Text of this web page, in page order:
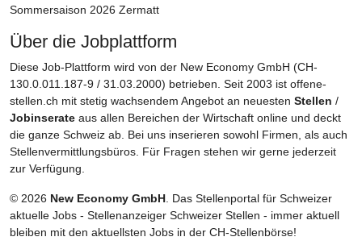
Sommersaison 2026 Zermatt
Über die Jobplattform
Diese Job-Plattform wird von der New Economy GmbH (CH-
130.0.011.187-9 / 31.03.2000) betrieben. Seit 2003 ist offene-
stellen.ch mit stetig wachsendem Angebot an neuesten Stellen /
Jobinserate aus allen Bereichen der Wirtschaft online und deckt
die ganze Schweiz ab. Bei uns inserieren sowohl Firmen, als auch
Stellenvermittlungsbüros. Für Fragen stehen wir gerne jederzeit
zur Verfügung.
© 2026 New Economy GmbH . Das Stellenportal für Schweizer
aktuelle Jobs - Stellenanzeiger Schweizer Stellen - immer aktuell
bleiben mit den aktuellsten Jobs in der CH-Stellenbörse!